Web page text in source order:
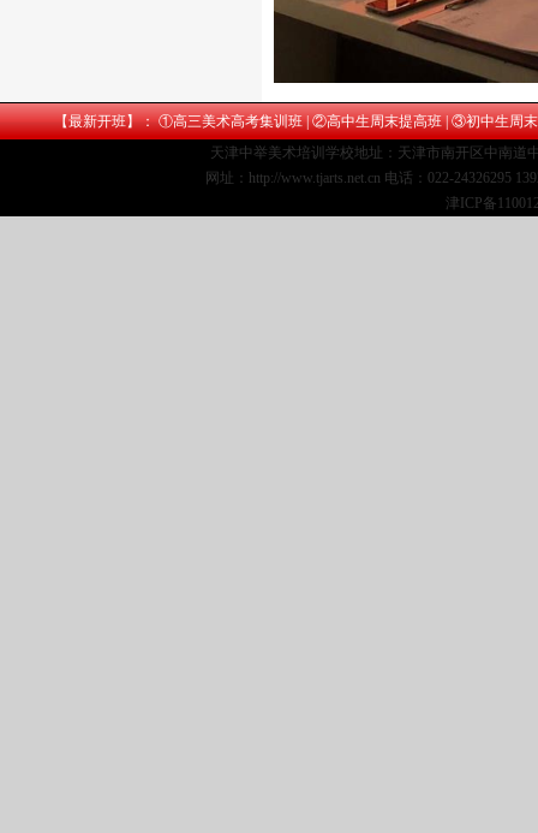
【最新开班】： ①高三美术高考集训班| ②高中生周末提高班| ③初中生周
天津中举美术培训学校地址：天津市南开区中南道
网址：http://www.tjarts.net.cn 电话：022-24326295
津ICP备